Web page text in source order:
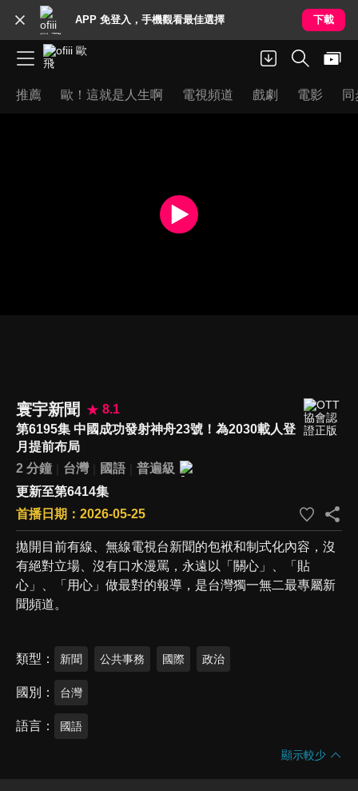
APP 免登入，手機觀看最佳選擇 下載
推薦 歐！這就是人生啊 電視頻道 戲劇 電影
寰宇新聞
8.1
第6195集 中國成功發射神舟23號！為2030載人登
月提前布局
2 分鐘
台灣 國語
普遍級
更新至第6414集
首播日期：2026-05-25
拋開目前有線、無線電視台新聞的包袱和制式化內容，沒
有絕對立場、沒有口水漫罵，永遠以「關心」、「貼
心」、「用心」做最對的報導，是台灣獨一無二最專屬新
聞頻道。
類型 新聞 公共事務 國際 政治
國別 台灣
語言 國語
顯示較少